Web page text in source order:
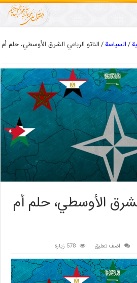
/السیاسة/الناتو الرباعي الشرق الأوسطي، حلم أم
الأوسطي، حلم أم
اضف تعليق 578 زيارة